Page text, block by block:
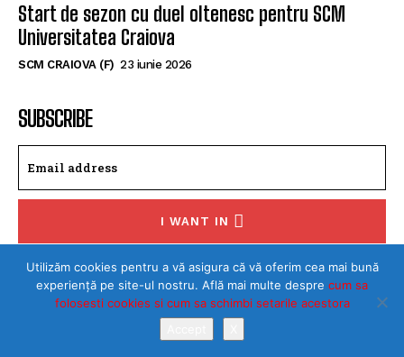
Start de sezon cu duel oltenesc pentru SCM
Universitatea Craiova
SCM CRAIOVA (F) 23 iunie 2026
SUBSCRIBE
I WANT IN
I've read and accept thePrivacy Policy.
Utilizăm cookies pentru a vă asigura că vă oferim cea mai bună
experiență pe site-ul nostru. Află mai multe despre cum sa
folosesti cookies si cum sa schimbi setarile acestora